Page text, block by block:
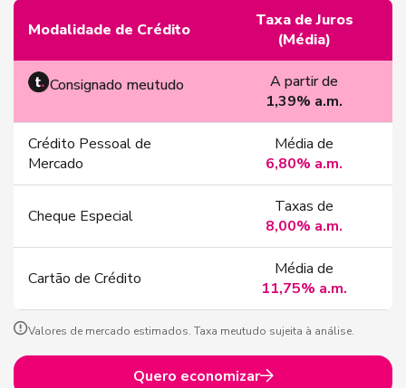
Modalidade de Crédito
Taxa de Juros
(Média)
Consignado meutudo
A partir de
1,39% a.m.
Crédito Pessoal de
Mercado
Média de
6,80% a.m.
Cheque Especial
Taxas de
8,00% a.m.
Cartão de Crédito
Média de
11,75% a.m.
Valores de mercado estimados. Taxa meutudo sujeita à análise.
Quero economizar